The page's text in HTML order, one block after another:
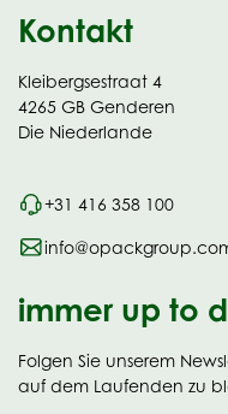
Kontakt
Kleibergsestraat 4
4265 GB Genderen
Die Niederlande
+31 416 358 100
immer up to
Folgen Sie unserem
auf dem Laufenden zu